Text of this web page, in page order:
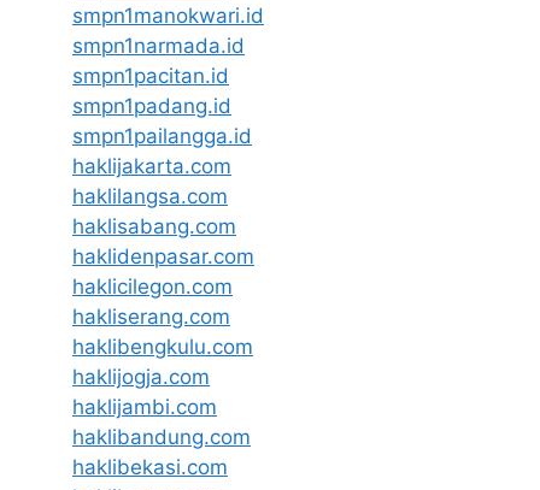
smpn1manokwari.id
smpn1narmada.id
smpn1pacitan.id
smpn1padang.id
smpn1pailangga.id
haklijakarta.com
haklilangsa.com
haklisabang.com
haklidenpasar.com
haklicilegon.com
hakliserang.com
haklibengkulu.com
haklijogja.com
haklijambi.com
haklibandung.com
haklibekasi.com